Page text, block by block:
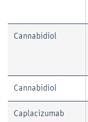
Cannabidiol
Cannabidiol
Caplacizumab